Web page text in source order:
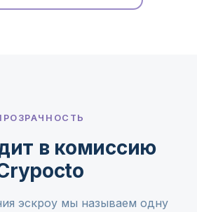
в комиссию
эскроу мы называем одну